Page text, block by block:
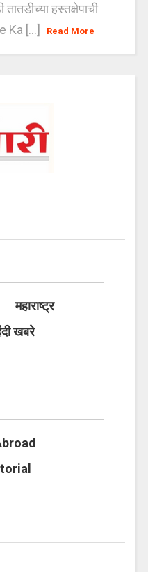
तातडीच्या हस्तक्षेपाची
Ka [...]
Read More
महाराष्ट्र
खबरे